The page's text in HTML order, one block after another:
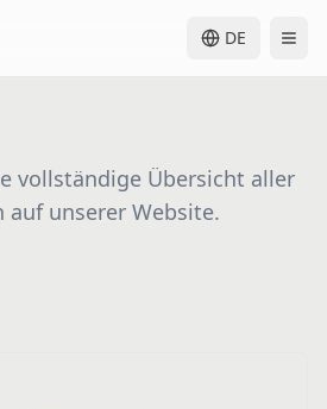
DE
vollständige Übersicht aller
auf unserer Website.